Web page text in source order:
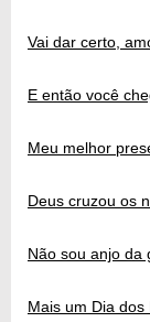
Vai dar certo,
E então você
Meu melhor
Deus cruzou os
Não sou anjo da
Mais um Dia